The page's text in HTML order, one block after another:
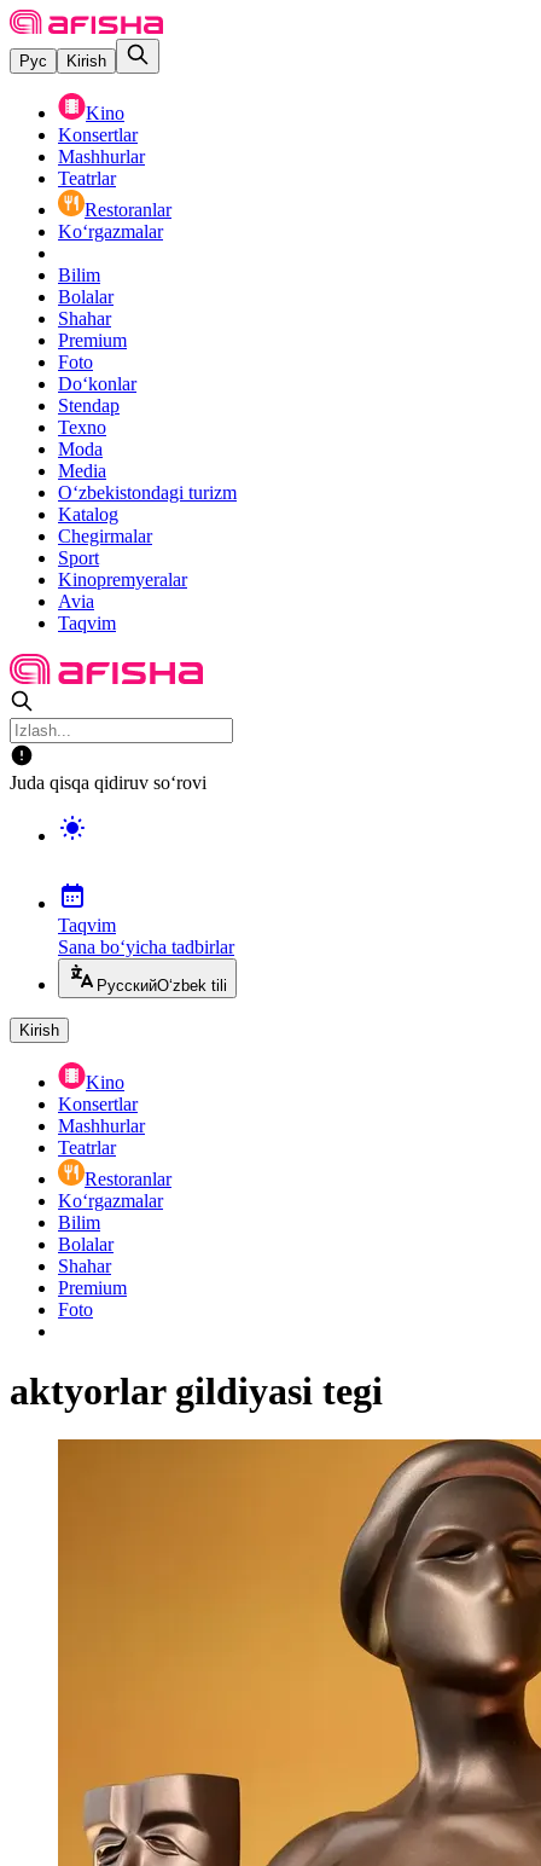
Рус Kirish
Kino
Konsertlar
Mashhurlar
Teatrlar
Restoranlar
Ko‘rgazmalar
Bilim
Bolalar
Shahar
Premium
Foto
Do‘konlar
Stendap
Texno
Moda
Media
O‘zbekistondagi turizm
Katalog
Chegirmalar
Sport
Kinopremyeralar
Avia
Taqvim
Juda qisqa qidiruv so‘rovi
Taqvim
Sana bo‘yicha tadbirlar
РусскийO‘zbek tili
Kirish
Kino
Konsertlar
Mashhurlar
Teatrlar
Restoranlar
Ko‘rgazmalar
Bilim
Bolalar
Shahar
Premium
Foto
aktyorlar gildiyasi tegi